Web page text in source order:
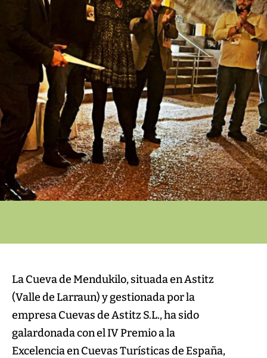
La Cueva de Mendukilo, situada en Astitz
(Valle de Larraun) y gestionada por la
empresa Cuevas de Astitz S.L., ha sido
galardonada con el IV Premio a la
Excelencia en Cuevas Turísticas de España,